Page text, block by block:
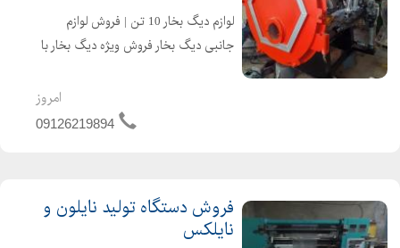
لوازم دیگ بخار 10 تن | فروش لوازم
جانبی دیگ بخار فروش ویژه دیگ بخار با
قیمت و کیفیت تولید کننده دیگ بخار
برای صنایع غذایی و لبنی ازجمله: صنایع
امروز
09126219894
فروش دستگاه تولید نایلون و
نایلکس